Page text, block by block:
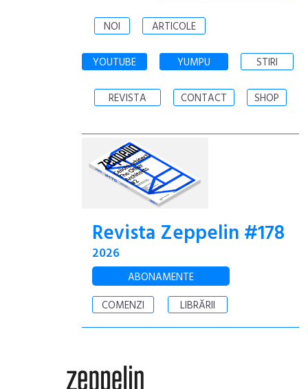
NOI ARTICOLE
YOUTUBE YUMPU STIRI
REVISTA CONTACT SHOP
Revista Zeppelin #178
2026
ABONAMENTE
COMENZI
LIBRĂRII